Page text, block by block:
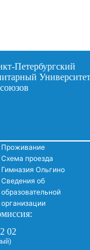
Проживание
Схема проезда
Гимназия Ольгино
Сведения об
образовательной
организации
02